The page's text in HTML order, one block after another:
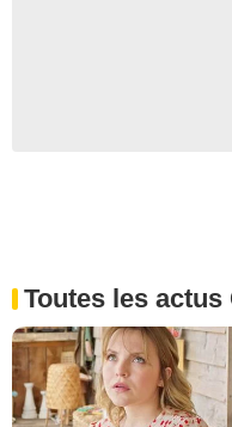
Toutes les